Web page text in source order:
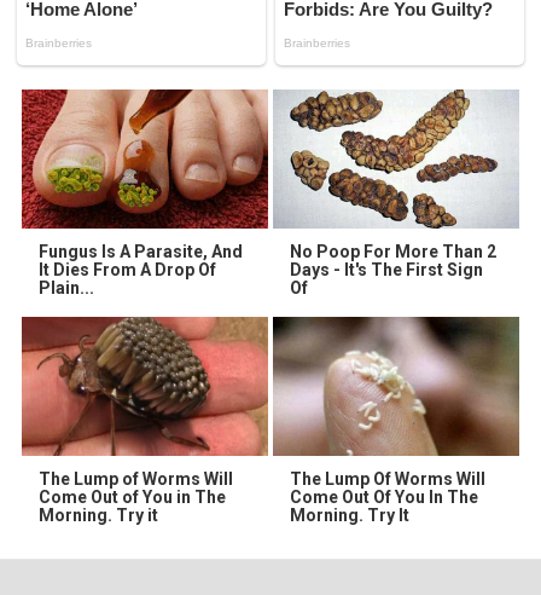
Fungus Is A Parasite, And
It Dies From A Drop Of
Plain...
No Poop For More Than 2
Days - It's The First Sign
Of
The Lump of Worms Will
Come Out of You in The
Morning. Try it
The Lump Of Worms Will
Come Out Of You In The
Morning. Try It